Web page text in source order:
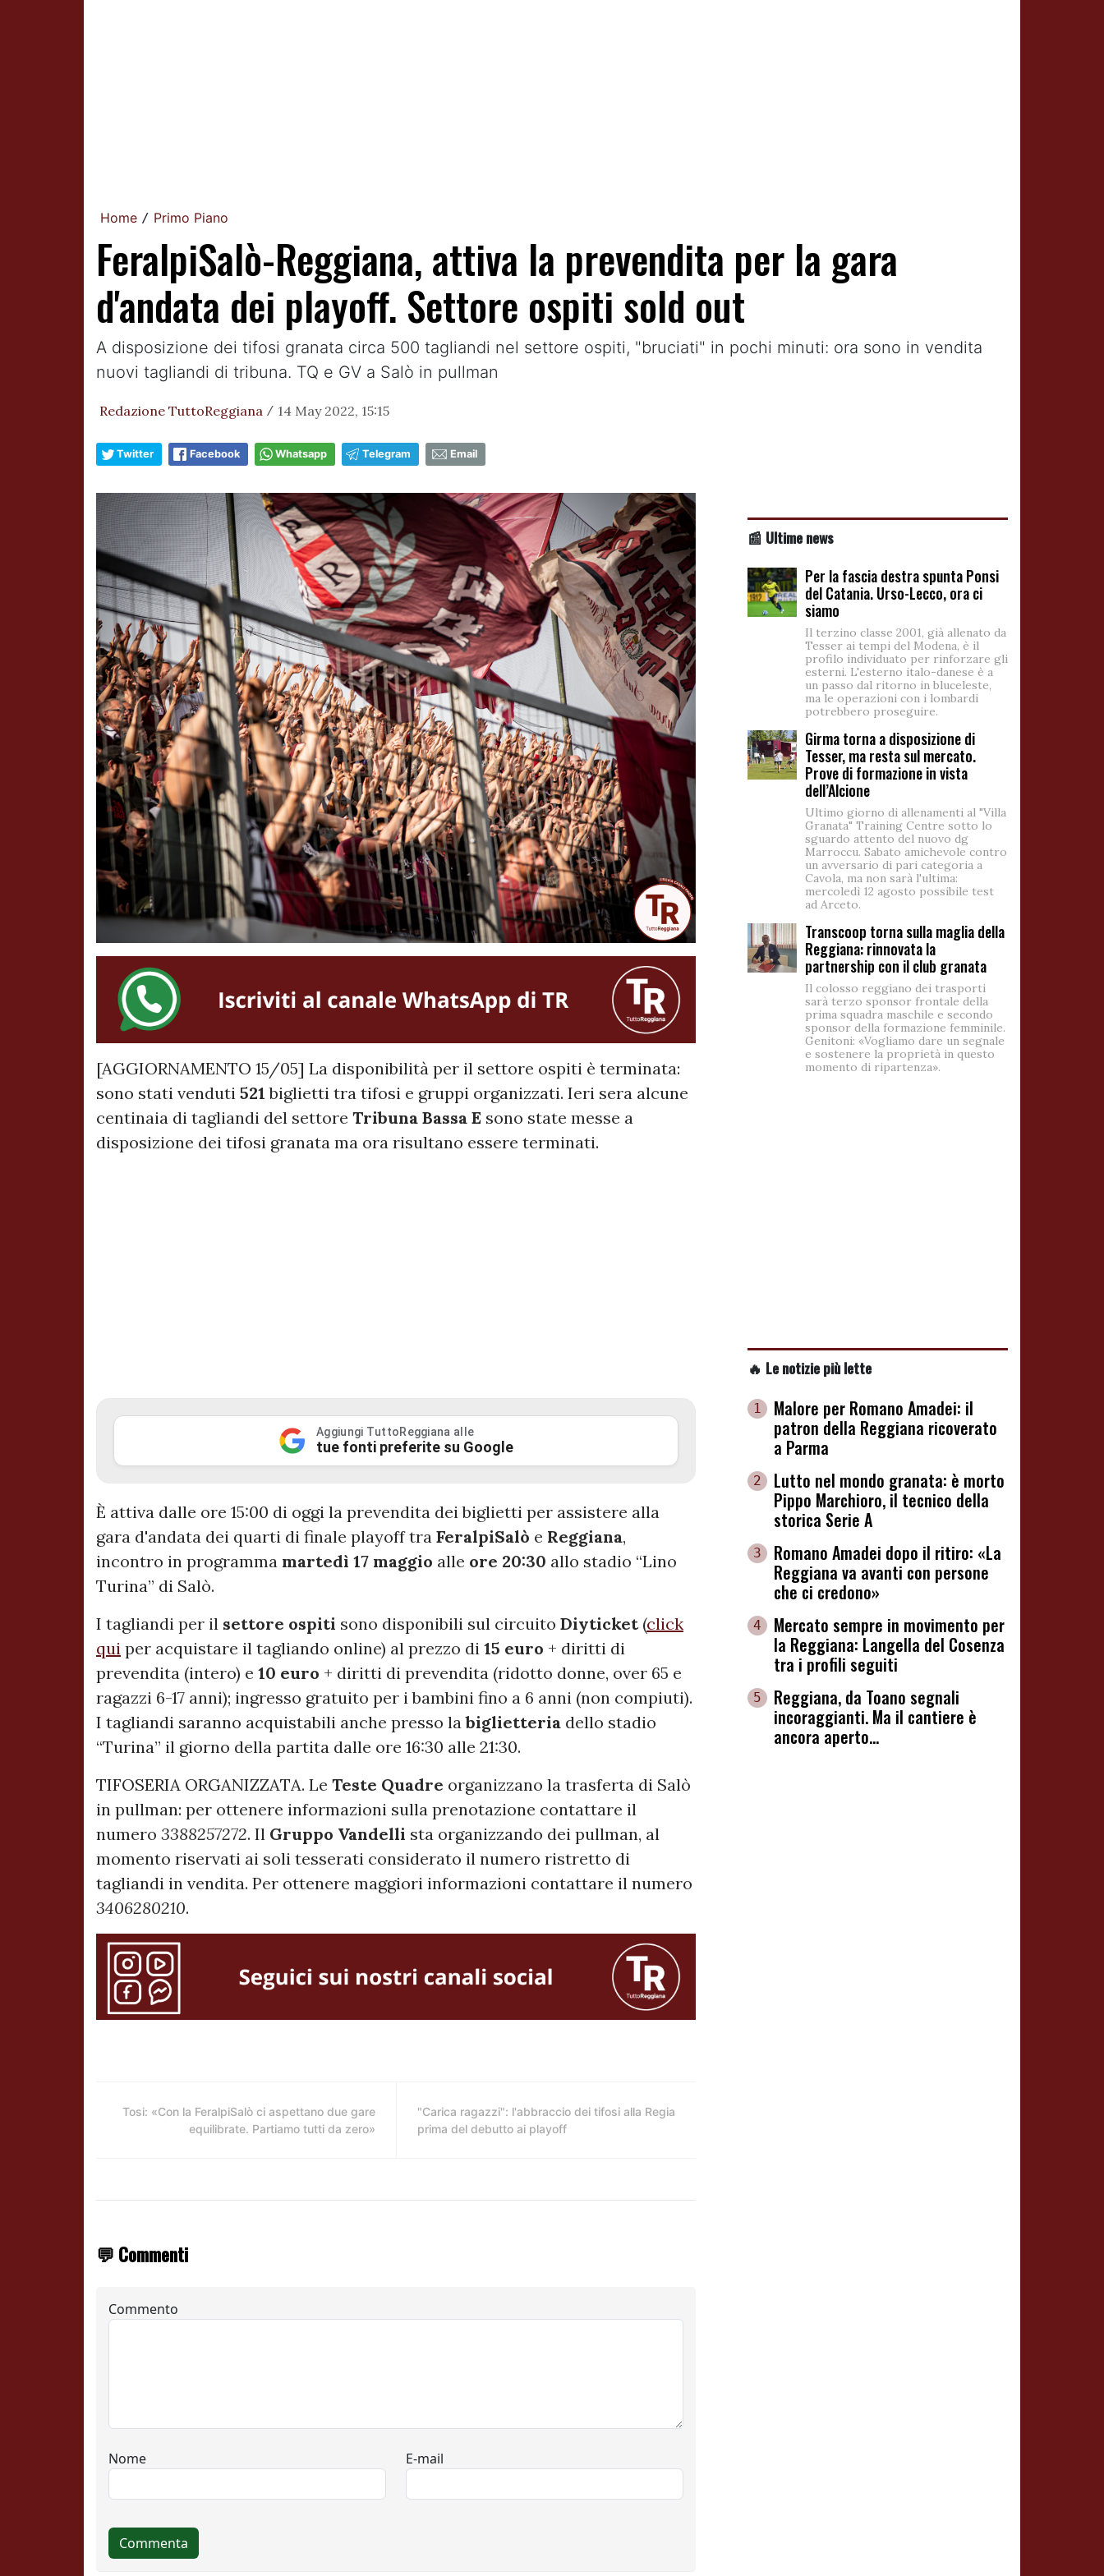
Home / Primo Piano
FeralpiSalò-Reggiana, attiva la prevendita per la gara
d'andata dei playoff. Settore ospiti sold out
A disposizione dei tifosi granata circa 500 tagliandi nel settore ospiti, "bruciati" in pochi minuti: ora sono in vendita
nuovi tagliandi di tribuna. TQ e GV a Salò in pullman
Redazione TuttoReggiana / 14 May 2022, 15:15
Twitter Facebook Whatsapp Telegram Email
[AGGIORNAMENTO 15/05] La disponibilità per il settore ospiti è terminata:
sono stati venduti 521 biglietti tra tifosi e gruppi organizzati. Ieri sera alcune
centinaia di tagliandi del settore Tribuna Bassa E sono state messe a
disposizione dei tifosi granata ma ora risultano essere terminati.
Aggiungi TuttoReggiana alle
tue fonti preferite su Google
È attiva dalle ore 15:00 di oggi la prevendita dei biglietti per assistere alla
gara d'andata dei quarti di finale playoff tra FeralpiSalò e Reggiana,
incontro in programma martedì 17 maggio alle ore 20:30 allo stadio “Lino
Turina” di Salò.
I tagliandi per il settore ospiti sono disponibili sul circuito Diyticket (click
qui per acquistare il tagliando online) al prezzo di 15 euro + diritti di
prevendita (intero) e 10 euro + diritti di prevendita (ridotto donne, over 65 e
ragazzi 6-17 anni); ingresso gratuito per i bambini fino a 6 anni (non compiuti).
I tagliandi saranno acquistabili anche presso labiglietteria dello stadio
“Turina” il giorno della partita dalle ore 16:30 alle 21:30.
TIFOSERIA ORGANIZZATA. Le Teste Quadre organizzano la trasferta di Salò
in pullman: per ottenere informazioni sulla prenotazione contattare il
numero 3388257272. Il Gruppo Vandelli sta organizzando dei pullman, al
momento riservati ai soli tesserati considerato il numero ristretto di
tagliandi in vendita. Per ottenere maggiori informazioni contattare il numero
3406280210.
Tosi: «Con la FeralpiSalò ci aspettano due gare
equilibrate. Partiamo tutti da zero»
"Carica ragazzi": l'abbraccio dei tifosi alla Regia
prima del debutto ai playoff
💬 Commenti
📰 Ultime news
Per la fascia destra spunta Ponsi
del Catania. Urso-Lecco, ora ci
siamo
Il terzino classe 2001, già allenato da
Tesser ai tempi del Modena, è il
profilo individuato per rinforzare gli
esterni. L'esterno italo-danese è a
un passo dal ritorno in bluceleste,
ma le operazioni con i lombardi
potrebbero proseguire.
Girma torna a disposizione di
Tesser, ma resta sul mercato.
Prove di formazione in vista
dell’Alcione
Ultimo giorno di allenamenti al "Villa
Granata" Training Centre sotto lo
sguardo attento del nuovo dg
Marroccu. Sabato amichevole contro
un avversario di pari categoria a
Cavola, ma non sarà l'ultima:
mercoledì 12 agosto possibile test
ad Arceto.
Transcoop torna sulla maglia della
Reggiana: rinnovata la
partnership con il club granata
Il colosso reggiano dei trasporti
sarà terzo sponsor frontale della
prima squadra maschile e secondo
sponsor della formazione femminile.
Genitoni: «Vogliamo dare un segnale
e sostenere la proprietà in questo
momento di ripartenza».
🔥 Le notizie più lette
1
Malore per Romano Amadei: il
patron della Reggiana ricoverato
a Parma
2
Lutto nel mondo granata: è morto
Pippo Marchioro, il tecnico della
storica Serie A
3
Romano Amadei dopo il ritiro: «La
Reggiana va avanti con persone
che ci credono»
4
Mercato sempre in movimento per
la Reggiana: Langella del Cosenza
tra i profili seguiti
5
Reggiana, da Toano segnali
incoraggianti. Ma il cantiere è
ancora aperto...